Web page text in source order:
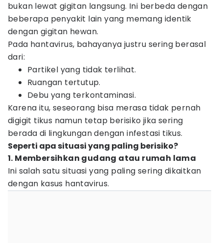
bukan lewat gigitan langsung. Ini berbeda dengan
beberapa penyakit lain yang memang identik
dengan gigitan hewan.
Pada hantavirus, bahayanya justru sering berasal
dari:
Partikel yang tidak terlihat.
Ruangan tertutup.
Debu yang terkontaminasi.
Karena itu, seseorang bisa merasa tidak pernah
digigit tikus namun tetap berisiko jika sering
berada di lingkungan dengan infestasi tikus.
Seperti apa situasi yang paling berisiko?
1. Membersihkan gudang atau rumah lama
Ini salah satu situasi yang paling sering dikaitkan
dengan kasus hantavirus.